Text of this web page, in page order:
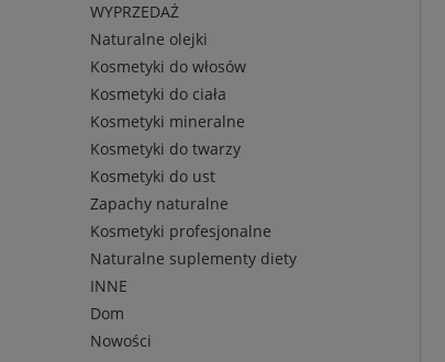
WYPRZEDAŻ
Naturalne olejki
Kosmetyki do włosów
Kosmetyki do ciała
Kosmetyki mineralne
Kosmetyki do twarzy
Kosmetyki do ust
Zapachy naturalne
Kosmetyki profesjonalne
Naturalne suplementy diety
INNE
Dom
Nowości